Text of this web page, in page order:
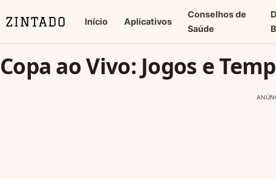
Início Aplicativos
Conselhos de
Saúde
Copa ao Vivo: Jogos e